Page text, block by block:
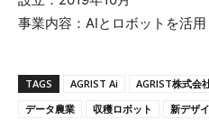
事業内容：AIとロボットを活
TAGS AGRIST Ai AGRIST株式会
データ農業
収穫ロボット 新デザ